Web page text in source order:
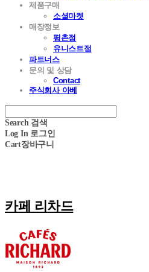
제품구매
소셜마켓
매장정보
평촌점
유니스트점
파트너스
문의 및 상담
Contact
주식회사 아베
Search 검색
Log In 로그인
Cart장바구니
카페 리차드